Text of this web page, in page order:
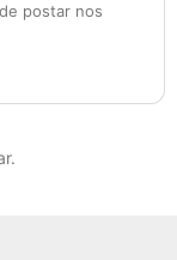
postar nos